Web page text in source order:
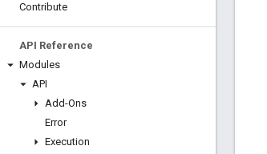
Contribute
API Reference
Modules
API
Add-Ons
Error
Execution